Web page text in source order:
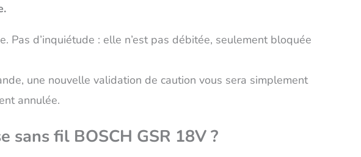
d’inquiétude : elle n’est pas débitée, seulement bloquée
une nouvelle validation de caution vous sera simplement
annulée.
sans fil BOSCH GSR 18V ?